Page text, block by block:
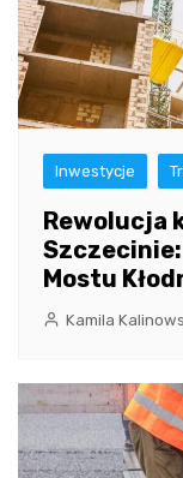
Inwestycje
Rewolucja
Mostu
Kamila